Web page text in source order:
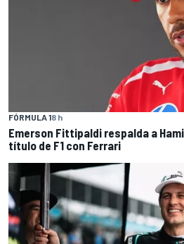
FÓRMULA 18 h
Emerson Fittipaldi respalda a
título de F1 con Ferrari